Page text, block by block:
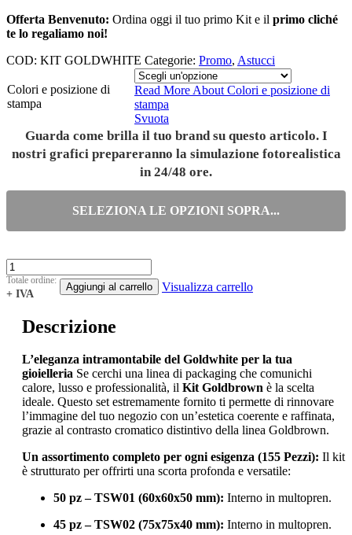
Offerta Benvenuto: Ordina oggi il tuo primo Kit e il primo cliché
te lo regaliamo noi!
COD: KIT GOLDWHITE Categorie: Promo, Astucci
Colori e posizione di
stampa
Read More About Colori e posizione di
stampa
Svuota
Guarda come brilla il tuo brand su questo articolo. I
nostri grafici prepareranno la simulazione fotorealistica
in 24/48 ore.
SELEZIONA LE OPZIONI SOPRA...
Totale ordine:
+ IVA
Aggiungi al carrello Visualizza carrello
Descrizione
L’eleganza intramontabile del Goldwhite per la tua
gioielleria Se cerchi una linea di packaging che comunichi
calore, lusso e professionalità, il Kit Goldbrown è la scelta
ideale. Questo set estremamente fornito ti permette di rinnovare
l’immagine del tuo negozio con un’estetica coerente e raffinata,
grazie al contrasto cromatico distintivo della linea Goldbrown.
Un assortimento completo per ogni esigenza (155 Pezzi): Il kit
è strutturato per offrirti una scorta profonda e versatile:
50 pz – TSW01 (60x60x50 mm): Interno in multopren.
45 pz – TSW02 (75x75x40 mm): Interno in multopren.